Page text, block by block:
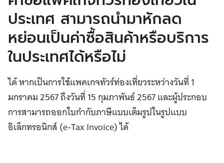
ประเทศ สามารถนำมาหักลด
หย่อนเป็นค่าซื้อสินค้าหรือบริการ
ในประเทศได้หรือไม่
ได้ หากเป็นการใช้แพคเกจทัวร์ท่องเที่ยวระหว่างวันที่ 1
มกราคม 2567 ถึงวันที่ 15 กุมภาพันธ์ 2567 และผู้ประกอบ
การสามารถออกใบกำกับภาษีแบบเต็มรูปในรูปแบบ
อิเล็กทรอนิกส์ (e-Tax Invoice) ได้